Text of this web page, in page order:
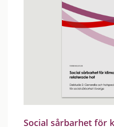
Social sårbarhet för